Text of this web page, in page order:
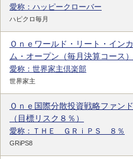
愛称：ハッピークローバー
ハピクロ毎月
Ｏｎｅワールド・リート・インカ
ム・オープン（毎月決算コース）
愛称：世界家主倶楽部
世界家主
Ｏｎｅ国際分散投資戦略ファンド
（目標リスク８％）
愛称：ＴＨＥ ＧＲｉＰＳ ８％
GRiPS8